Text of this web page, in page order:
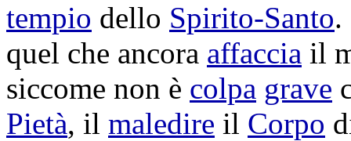
tempio dello Spirito-Santo.
quel che ancora affaccia il
siccome non è colpa grave
Pietà, il maledire il Corpo